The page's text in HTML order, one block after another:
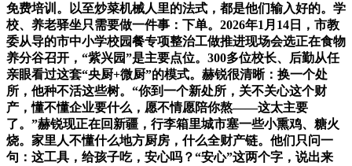
免费培训。以至炒菜机械人里的法式，都是他们输入好的。学
校、养老驿坐只需要做一件事：下单。2026年1月14日，市教
委从导的市中小学校园餐专项整治工做推进现场会选正在食物
养分谷召开，“紫兴园”是主要点位。300多位校长、后勤从任
亲眼看过这套“央厨+微厨”的模式。赫锐很清晰：换一个处
所，他种不活这些树。“你到一个新处所，关不关心这个财
产，懂不懂企业要什么，愿不情愿陪你熬——这太主要
了。”赫锐现正在回新疆，行李箱里城市塞一些小熏鸡、糖火
烧。家里人不懂什么地方厨房，什么全财产链。他们只问一
句：这工具，给孩子吃，安心吗？“安心”这两个字，说出来